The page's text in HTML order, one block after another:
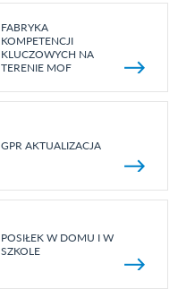
FABRYKA
KOMPETENCJI
KLUCZOWYCH NA
TERENIE MOF
GPR AKTUALIZACJA
POSIŁEK W DOMU I W
SZKOLE